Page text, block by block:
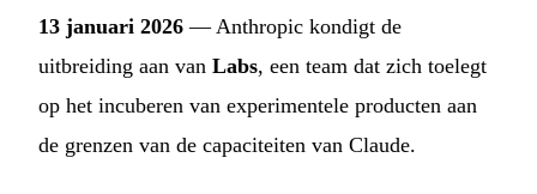
13 januari 2026 — Anthropic kondigt de
uitbreiding aan van Labs, een team dat zich toelegt
op het incuberen van experimentele producten aan
de grenzen van de capaciteiten van Claude.